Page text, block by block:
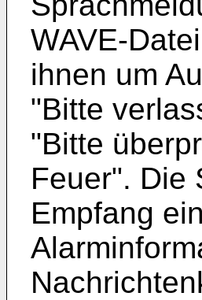
WAVE-
ihnen um
"Bitte
"Bitte
Feuer". Die
Empfang